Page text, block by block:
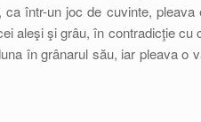
ca într-un joc de cuvinte,
aleşi şi grâu, în contradicţie
în grânarul său, iar pleava o